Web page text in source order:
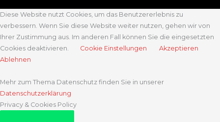
Diese Website nutzt Cookies, um das Benutzererlebnis zu
verbessern. Wenn Sie diese Website weiter nutzen, gehen wir von
Ihrer Zustimmung aus. Im anderen Fall können Sie die eingesetzten
Cookies deaktivieren.
Cookie Einstellungen
Akzeptieren
Ablehnen
Mehr zum Thema Datenschutz finden Sie in unserer
Datenschutzerklärung
Privacy & Cookies Policy